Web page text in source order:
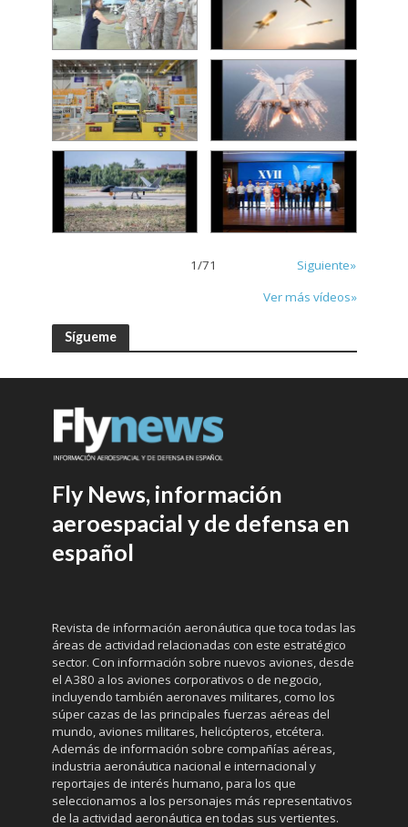
1/71
Siguiente»
Ver más vídeos»
Sígueme
Fly News, información
aeroespacial y de defensa en
español
Revista de información aeronáutica que toca todas las
áreas de actividad relacionadas con este estratégico
sector. Con información sobre nuevos aviones, desde
el A380 a los aviones corporativos o de negocio,
incluyendo también aeronaves militares, como los
súper cazas de las principales fuerzas aéreas del
mundo, aviones militares, helicópteros, etcétera.
Además de información sobre compañías aéreas,
industria aeronáutica nacional e internacional y
reportajes de interés humano, para los que
seleccionamos a los personajes más representativos
de la actividad aeronáutica en todas sus vertientes.